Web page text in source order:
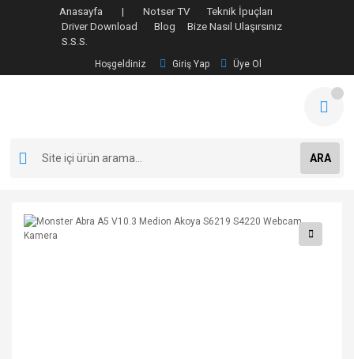
Anasayfa | Notser TV
Teknik İpuçları
Driver Download
Blog
Bize Nasıl Ulaşırsınız
S.S.S.
Hoşgeldiniz Giriş Yap Üye Ol
ARA